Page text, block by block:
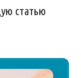
статью